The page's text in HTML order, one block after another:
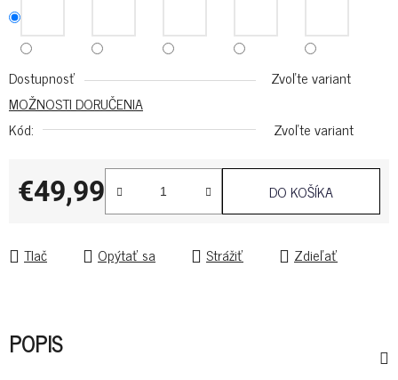
Dostupnosť
Zvoľte variant
MOŽNOSTI DORUČENIA
Kód:
Zvoľte variant
€49,99
Jednotková cena:
DO KOŠÍKA
Tlač Opýtať sa Strážiť Zdieľať
POPIS